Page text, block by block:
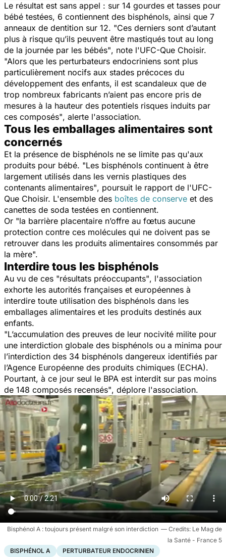
Le résultat est sans appel : sur 14 gourdes et tasses pour
bébé testées, 6 contiennent des bisphénols, ainsi que 7
anneaux de dentition sur 12. "Ces derniers sont d’autant
plus à risque qu’ils peuvent être mastiqués tout au long
de la journée par les bébés", note l'UFC-Que Choisir.
"Alors que les perturbateurs endocriniens sont plus
particulièrement nocifs aux stades précoces du
développement des enfants, il est scandaleux que de
trop nombreux fabricants n’aient pas encore pris de
mesures à la hauteur des potentiels risques induits par
ces composés", alerte l'association.
Tous les emballages alimentaires sont
concernés
Et la présence de bisphénols ne se limite pas qu'aux
produits pour bébé. "Les bisphénols continuent à être
largement utilisés dans les vernis plastiques des
contenants alimentaires", poursuit le rapport de l'UFC-
Que Choisir. L'ensemble des boîtes de conserve et des
canettes de soda testées en contiennent.
Or "la barrière placentaire n’offre au fœtus aucune
protection contre ces molécules qui ne doivent pas se
retrouver dans les produits alimentaires consommés par
la mère".
Interdire tous les bisphénols
Au vu de ces "résultats préoccupants", l'association
exhorte les autorités françaises et européennes à
interdire toute utilisation des bisphénols dans les
emballages alimentaires et les produits destinés aux
enfants.
"L’accumulation des preuves de leur nocivité milite pour
une interdiction globale des bisphénols ou a minima pour
l’interdiction des 34 bisphénols dangereux identifiés par
l’Agence Européenne des produits chimiques (ECHA).
Pourtant, à ce jour seul le BPA est interdit sur pas moins
de 148 composés recensés", déplore l'association.
Bisphénol A : toujours présent malgré son interdiction
Le Mag de
la Santé - France 5
BISPHÉNOL A
PERTURBATEUR ENDOCRINIEN